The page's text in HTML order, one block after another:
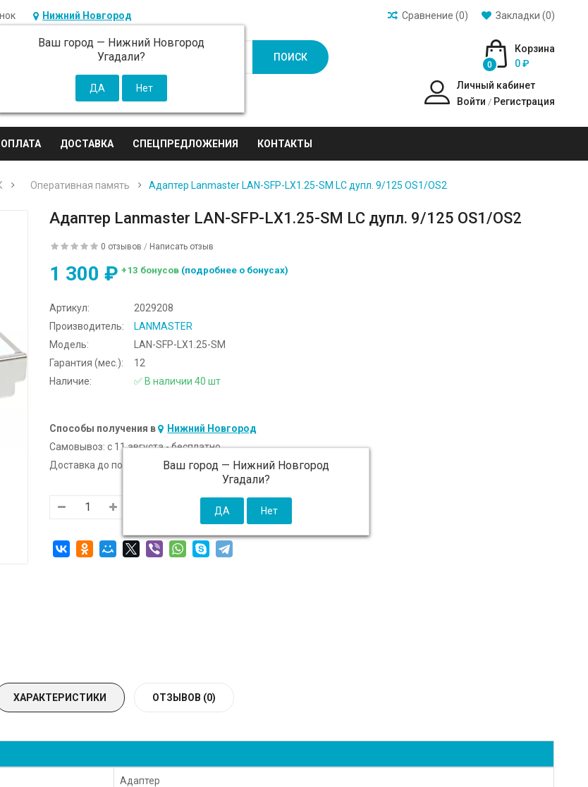
Нижний Новгород
Ваш город — Нижний Новгород
Угадали?
Закладки (0)
Сравнение (0)
ПОИСК
Корзина
0
0 ₽
Личный кабинет
Войти / Регистрация
ОПЛАТА ДОСТАВКА СПЕЦПРЕДЛОЖЕНИЯ КОНТАКТЫ
Оперативная память Адаптер Lanmaster LAN-SFP-LX1.25-SM LC дупл. 9/125 OS1/OS2
Адаптер Lanmaster LAN-SFP-LX1.25-SM LC дупл. 9/125 OS1/OS2
0 отзывов / Написать отзыв
1 300 ₽ +13 бонусов (подробнее о бонусах)
Артикул:
2029208
Производитель:
LANMASTER
Модель:
LAN-SFP-LX1.25-SM
Гарантия (мес.):
12
Наличие:
✅ В наличии 40 шт
Способы получения в Нижний Новгород
Ваш город — Нижний Новгород
Угадали?
Самовывоз: c 11 августа - бесплатно
Доставка до подъезда:
c 11 августа - 300 ₽ (от 5 000 ₽ бесплатно)
ХАРАКТЕРИСТИКИ ОТЗЫВОВ (0)
Адаптер